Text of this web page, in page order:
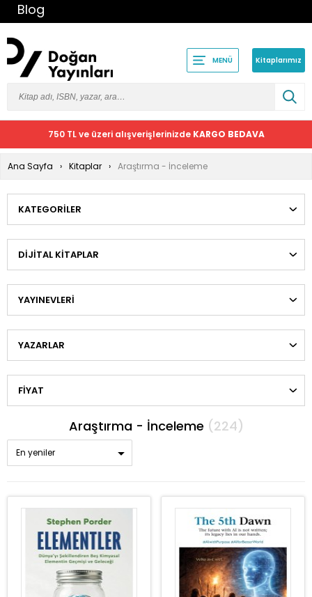
Blog
MENÜ Kitaplarımız
750 TL ve üzeri alışverişlerinizde KARGO BEDAVA
Ana Sayfa Kitaplar Araştırma - İnceleme
KATEGORILER
DIJITAL KITAPLAR
YAYINEVLERI
YAZARLAR
FIYAT
Araştırma - İnceleme (224)
En yeniler